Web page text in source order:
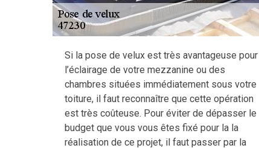
Si la pose de velux est très avantageuse pour
l’éclairage de votre mezzanine ou des
chambres situées immédiatement sous votre
toiture, il faut reconnaître que cette opération
est très coûteuse. Pour éviter de dépasser le
budget que vous vous êtes fixé pour la la
réalisation de ce projet, il faut passer par la